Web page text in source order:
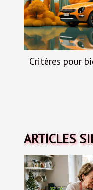
Critères pour
ARTICLES